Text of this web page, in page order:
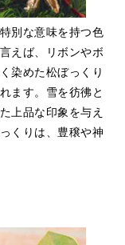
別な意味を持つ色
えば、リボンやボ
染めた松ぼっくり
ます。雪を彷彿と
上品な印象を与え
くりは、豊穣や神